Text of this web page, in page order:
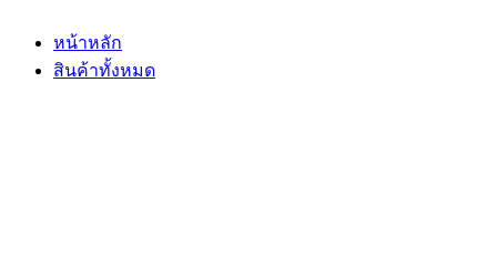
หน้าหลัก
สินค้าทั้งหมด